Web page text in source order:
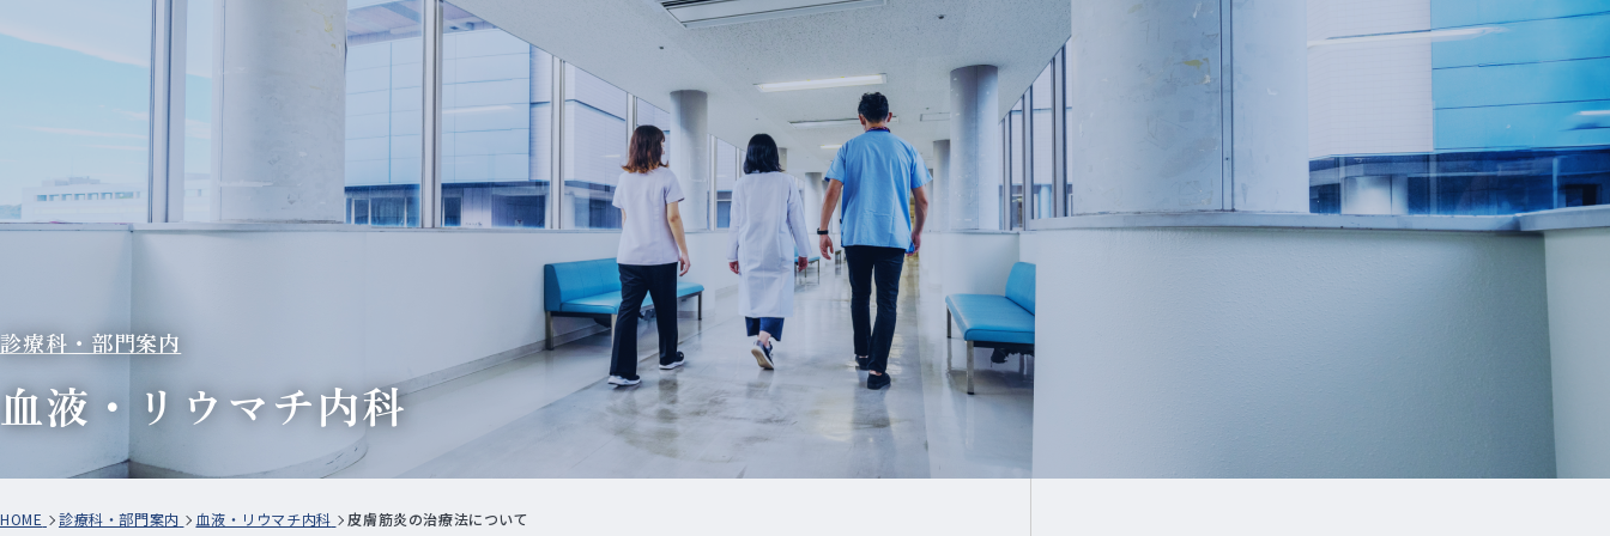
診療科・部門案内
血液・リウマチ内科
HOME 診療科・部門案内 血液・リウマチ内科 皮膚筋炎の治療法について